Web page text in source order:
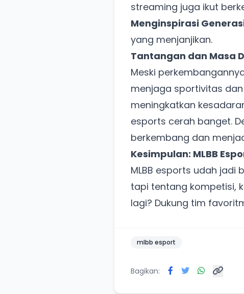
streaming juga ikut
Menginspirasi
yang menjanjikan.
Tantangan dan Masa
Meski
menjaga sportivitas
meningkatkan
esports cerah banget.
berkembang dan
Kesimpulan: MLBB
MLBB esports udah
tapi tentang kompetisi,
lagi? Dukung tim
mlbb esport
Bagikan: